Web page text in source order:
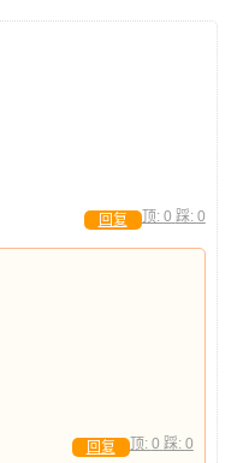
顶: 0 踩: 0
回复
顶: 0 踩: 0
回复